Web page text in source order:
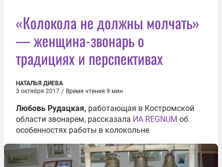
«Колокола не должны молчать»
— женщина-звонарь о
традициях и перспективах
НАТАЛЬЯ ДИЕВА
3 октября 2017 / Время чтения 9 мин
Любовь Рудацкая, работающая в Костромской
области звонарем, рассказала ИА REGNUM об
особенностях работы в колокольне